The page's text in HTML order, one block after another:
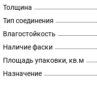
Толщина
Тип соединения
Влагостойкость
Наличие фаски
Площадь упаковки, кв.м
Назначение